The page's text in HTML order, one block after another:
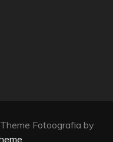
Fotoografia by